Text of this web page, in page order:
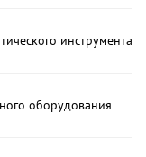
инструмента
оборудования